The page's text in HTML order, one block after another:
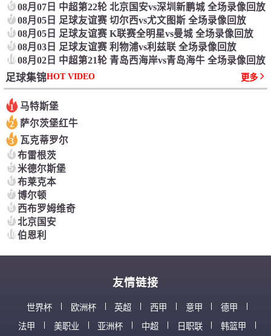
6 08月07日 中超第22轮 北京国安vs深圳新鹏城 全场录像回放
7 08月05日 足球友谊赛 切尔西vs尤文图斯 全场录像回放
8 08月05日 足球友谊赛 K联赛全明星vs曼城 全场录像回放
9 08月03日 足球友谊赛 利物浦vs利兹联 全场录像回放
1008月02日 中超第21轮 青岛西海岸vs青岛海牛 全场录像回放
足球集锦HOT VIDEO 更多
1 马特斯堡
2 萨尔茨堡红牛
3 瓦克蒂罗尔
4 布雷根茨
5 米德尔斯堡
6 布莱克本
7 博尔顿
8 西布罗姆维奇
9 北京国安
10伯恩利
友情链接
世界杯 欧洲杯 英超 西甲 意甲
德甲
法甲
美职业 亚洲杯 中超 日职联 韩篮甲